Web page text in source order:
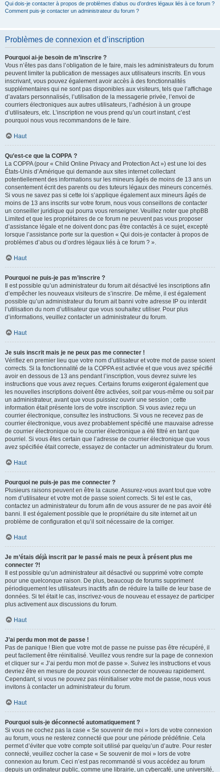
Qui dois-je contacter à propos de problèmes d’abus ou d’ordres légaux liés à ce forum ?
Comment puis-je contacter un administrateur du forum ?
Problèmes de connexion et d’inscription
Pourquoi ai-je besoin de m’inscrire ?
Vous n’êtes pas dans l’obligation de le faire, mais les administrateurs du forum
peuvent limiter la publication de messages aux utilisateurs inscrits. En vous
inscrivant, vous pouvez également avoir accès à des fonctionnalités
supplémentaires qui ne sont pas disponibles aux visiteurs, tels que l’affichage
d’avatars personnalisés, l’utilisation de la messagerie privée, l’envoi de
courriers électroniques aux autres utilisateurs, l’adhésion à un groupe
d’utilisateurs, etc. L’inscription ne vous prend qu’un court instant, c’est
pourquoi nous vous recommandons de le faire.
Haut
Qu’est-ce que la COPPA ?
La COPPA (pour « Child Online Privacy and Protection Act ») est une loi des
États-Unis d’Amérique qui demande aux sites internet collectant
potentiellement des informations sur les mineurs âgés de moins de 13 ans un
consentement écrit des parents ou des tuteurs légaux des mineurs concernés.
Si vous ne savez pas si cette loi s’applique également aux mineurs âgés de
moins de 13 ans inscrits sur votre forum, nous vous conseillons de contacter
un conseiller juridique qui pourra vous renseigner. Veuillez noter que phpBB
Limited et que les propriétaires de ce forum ne peuvent pas vous proposer
d’assistance légale et ne doivent donc pas être contactés à ce sujet, excepté
lorsque l’assistance porte sur la question « Qui dois-je contacter à propos de
problèmes d’abus ou d’ordres légaux liés à ce forum ? ».
Haut
Pourquoi ne puis-je pas m’inscrire ?
Il est possible qu’un administrateur du forum ait désactivé les inscriptions afin
d’empêcher les nouveaux visiteurs de s’inscrire. De même, il est également
possible qu’un administrateur du forum ait banni votre adresse IP ou interdit
l’utilisation du nom d’utilisateur que vous souhaitez utiliser. Pour plus
d’informations, veuillez contacter un administrateur du forum.
Haut
Je suis inscrit mais je ne peux pas me connecter !
Vérifiez en premier lieu que votre nom d’utilisateur et votre mot de passe soient
corrects. Si la fonctionnalité de la COPPA est activée et que vous avez spécifié
avoir en dessous de 13 ans pendant l’inscription, vous devrez suivre les
instructions que vous avez reçues. Certains forums exigeront également que
les nouvelles inscriptions doivent être activées, soit par vous-même ou soit par
un administrateur, avant que vous puissiez ouvrir une session ; cette
information était présente lors de votre inscription. Si vous aviez reçu un
courrier électronique, consultez les instructions. Si vous ne recevez pas de
courrier électronique, vous avez probablement spécifié une mauvaise adresse
de courrier électronique ou le courrier électronique a été filtré en tant que
pourriel. Si vous êtes certain que l’adresse de courrier électronique que vous
avez spécifiée était correcte, essayez de contacter un administrateur du forum.
Haut
Pourquoi ne puis-je pas me connecter ?
Plusieurs raisons peuvent en être la cause. Assurez-vous avant tout que votre
nom d’utilisateur et votre mot de passe soient corrects. Si tel est le cas,
contactez un administrateur du forum afin de vous assurer de ne pas avoir été
banni. Il est également possible que le propriétaire du site internet ait un
problème de configuration et qu’il soit nécessaire de la corriger.
Haut
Je m’étais déjà inscrit par le passé mais ne peux à présent plus me
connecter ?!
Il est possible qu’un administrateur ait désactivé ou supprimé votre compte
pour une quelconque raison. De plus, beaucoup de forums suppriment
périodiquement les utilisateurs inactifs afin de réduire la taille de leur base de
données. Si tel était le cas, inscrivez-vous de nouveau et essayez de participer
plus activement aux discussions du forum.
Haut
J’ai perdu mon mot de passe !
Pas de panique ! Bien que votre mot de passe ne puisse pas être récupéré, il
peut facilement être réinitialisé. Veuillez vous rendre sur la page de connexion
et cliquer sur « J’ai perdu mon mot de passe ». Suivez les instructions et vous
devriez être en mesure de pouvoir vous connecter de nouveau rapidement.
Cependant, si vous ne pouvez pas réinitialiser votre mot de passe, nous vous
invitons à contacter un administrateur du forum.
Haut
Pourquoi suis-je déconnecté automatiquement ?
Si vous ne cochez pas la case « Se souvenir de moi » lors de votre connexion
au forum, vous ne resterez connecté que pour une période prédéfinie. Cela
permet d’éviter que votre compte soit utilisé par quelqu’un d’autre. Pour rester
connecté, veuillez cocher la case « Se souvenir de moi » lors de votre
connexion au forum. Ceci n’est pas recommandé si vous accédez au forum
depuis un ordinateur public, comme une librairie, un cybercafé, une université,